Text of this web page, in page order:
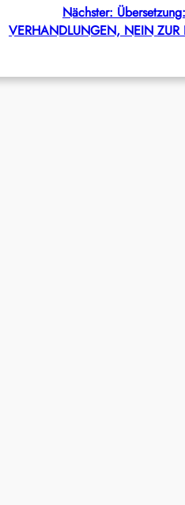
Nächster:
VERHANDLUNGEN, NEIN ZUR